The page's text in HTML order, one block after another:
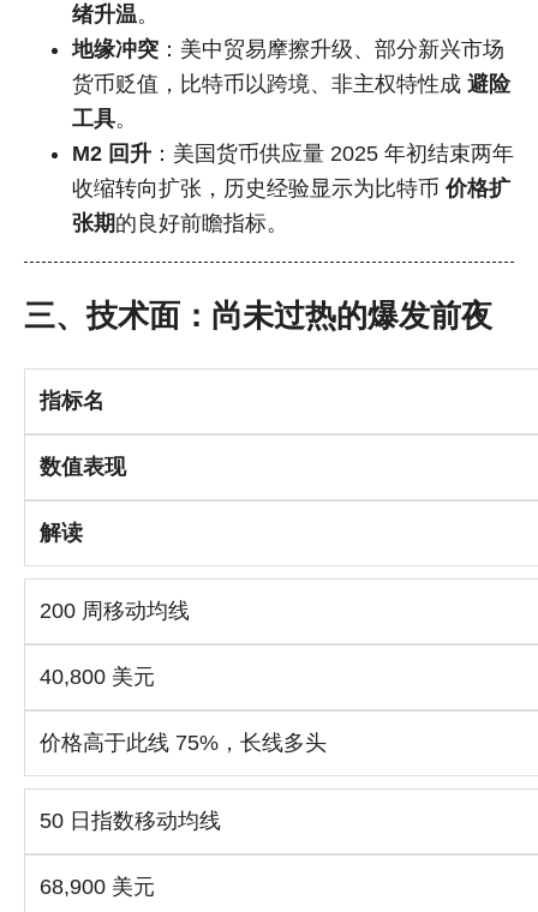
绪升温。
地缘冲突 ：美中贸易摩擦升级、部分新兴市场
货币贬值，比特币以跨境、非主权特性成 避险
工具。
M2 回升 ：美国货币供应量 2025 年初结束两年
收缩转向扩张，历史经验显示为比特币 价格扩
张期的良好前瞻指标。
三、技术面：尚未过热的爆发前夜
指标名
数值表现
解读
200 周移动均线
40,800 美元
价格高于此线 75%，长线多头
50 日指数移动均线
68,900 美元